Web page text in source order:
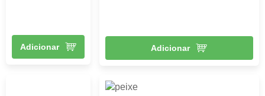
Adicionar Adicionar